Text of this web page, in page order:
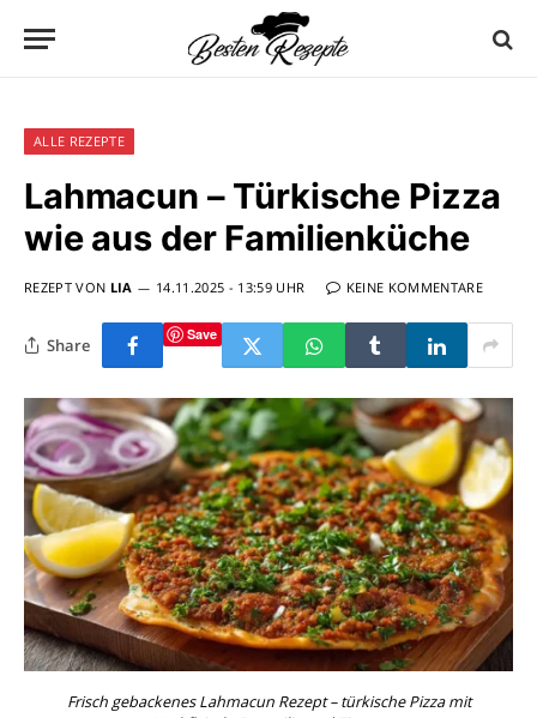
ALLE REZEPTE
Lahmacun – Türkische Pizza
wie aus der Familienküche
REZEPT VON LIA 14.11.2025 - 13:59 UHR KEINE KOMMENTARE
Share Save
Frisch gebackenes Lahmacun Rezept – türkische Pizza mit